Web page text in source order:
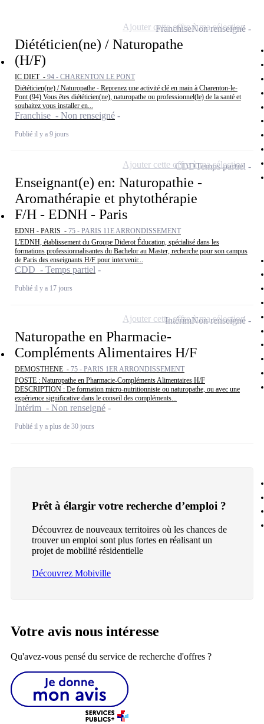
Diététicien(ne) / Naturopathe
(H/F)
IC DIET - 94 - CHARENTON LE PONT
Diététicien(ne) / Naturopathe - Reprenez une activité clé en main à Charenton-le-
Pont (94) Vous êtes diététicien(ne), naturopathe ou professionnel(le) de la santé et
souhaitez vous installer en...
Franchise - Non renseigné
Publié il y a 9 jours
FranchiseNon renseigné
Ajouter cette offre à ma sélection
Enseignant(e) en: Naturopathie -
Aromathérapie et phytothérapie
F/H - EDNH - Paris
EDNH - PARIS - 75 - PARIS 11E ARRONDISSEMENT
L'EDNH, établissement du Groupe Diderot Éducation, spécialisé dans les
formations professionnalisantes du Bachelor au Master, recherche pour son campus
de Paris des enseignants H/F pour intervenir...
CDD - Temps partiel
Publié il y a 17 jours
CDDTemps partiel
Ajouter cette offre à ma sélection
Naturopathe en Pharmacie-
Compléments Alimentaires H/F
DEMOSTHENE - 75 - PARIS 1ER ARRONDISSEMENT
POSTE : Naturopathe en Pharmacie-Compléments Alimentaires H/F
DESCRIPTION : De formation micro-nutritionniste ou naturopathe, ou avec une
expérience significative dans le conseil des compléments...
Intérim - Non renseigné
Publié il y a plus de 30 jours
IntérimNon renseigné
Ajouter cette offre à ma sélection
Prêt à élargir votre recherche d’emploi ?
Découvrez de nouveaux territoires où les chances de
trouver un emploi sont plus fortes en réalisant un
projet de mobilité résidentielle
Découvrez Mobiville
Votre avis nous intéresse
Qu'avez-vous pensé du service de recherche d'offres ?